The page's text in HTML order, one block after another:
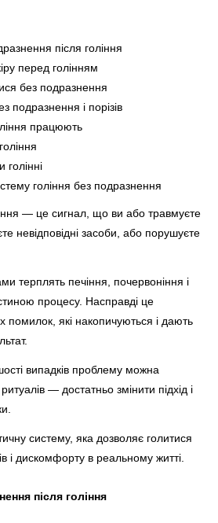
після гоління
перед голінням
без подразнення
подразнення і порізів
працюють
голінні
гоління без подразнення
— це сигнал, що ви або травмуєте
невідповідні засоби, або порушуєте
терплять печіння, почервоніння і
процесу. Насправді це
помилок, які накопичуються і дають
випадків проблему можна
— достатньо змінити підхід і
систему, яка дозволяє голитися
і дискомфорту в реальному житті.
після гоління